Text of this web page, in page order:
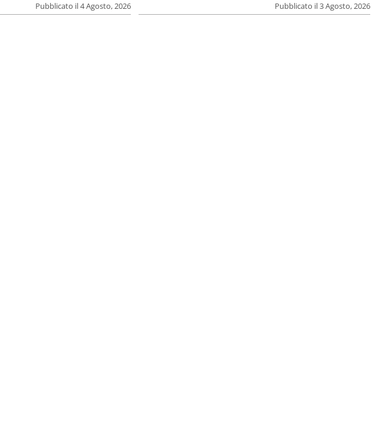
Pubblicato il 4 Agosto, 2026 Pubblicato il 3 Agosto, 2026